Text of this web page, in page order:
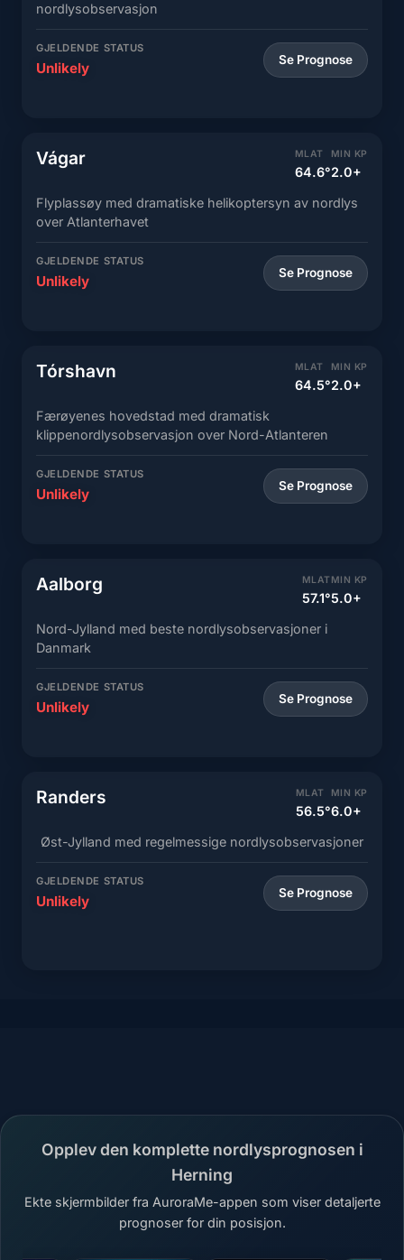
nordlysobservasjon
GJELDENDE STATUS
Unlikely Se Prognose
Vágar MLAT
64.6°
MIN KP
2.0+
Flyplassøy med dramatiske helikoptersyn av nordlys
over Atlanterhavet
GJELDENDE STATUS
Unlikely Se Prognose
Tórshavn MLAT
64.5°
MIN KP
2.0+
Færøyenes hovedstad med dramatisk
klippenordlysobservasjon over Nord-Atlanteren
GJELDENDE STATUS
Unlikely Se Prognose
Aalborg MLAT
57.1°
MIN KP
5.0+
Nord-Jylland med beste nordlysobservasjoner i
Danmark
GJELDENDE STATUS
Unlikely Se Prognose
Randers MLAT
56.5°
MIN KP
6.0+
Øst-Jylland med regelmessige nordlysobservasjoner
GJELDENDE STATUS
Unlikely Se Prognose
Opplev den komplette nordlysprognosen i
Herning
Ekte skjermbilder fra AuroraMe-appen som viser detaljerte
prognoser for din posisjon.